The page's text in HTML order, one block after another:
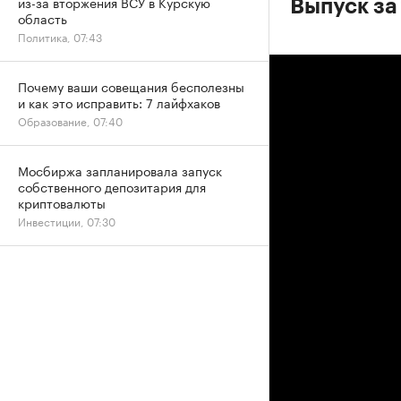
Выпуск
область
Политика, 07:43
Почему ваши совещания бесполезны
и как это исправить: 7 лайфхаков
Образование, 07:40
Мосбиржа запланировала запуск
собственного депозитария для
криптовалюты
Инвестиции, 07:30